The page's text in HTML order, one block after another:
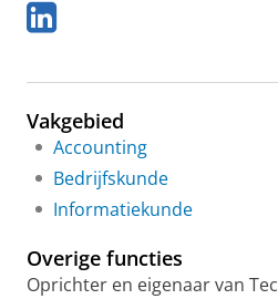
L
i
k
d
I
n
Vakgebied
Accounting
Bedrijfskunde
Informatiekunde
Overige functies
Oprichter en eigenaar van